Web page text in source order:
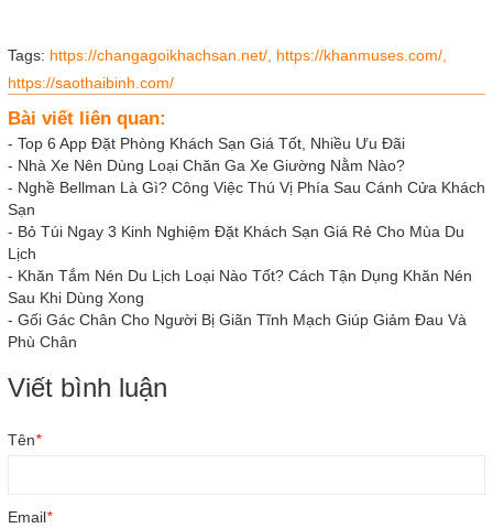
Tags: https://changagoikhachsan.net/, https://khanmuses.com/,
https://saothaibinh.com/
Bài viết liên quan:
- Top 6 App Đặt Phòng Khách Sạn Giá Tốt, Nhiều Ưu Đãi
- Nhà Xe Nên Dùng Loại Chăn Ga Xe Giường Nằm Nào?
- Nghề Bellman Là Gì? Công Việc Thú Vị Phía Sau Cánh Cửa Khách
Sạn
- Bỏ Túi Ngay 3 Kinh Nghiệm Đặt Khách Sạn Giá Rẻ Cho Mùa Du
Lịch
- Khăn Tắm Nén Du Lịch Loại Nào Tốt? Cách Tận Dụng Khăn Nén
Sau Khi Dùng Xong
- Gối Gác Chân Cho Người Bị Giãn Tĩnh Mạch Giúp Giảm Đau Và
Phù Chân
Viết bình luận
Tên*
Email*